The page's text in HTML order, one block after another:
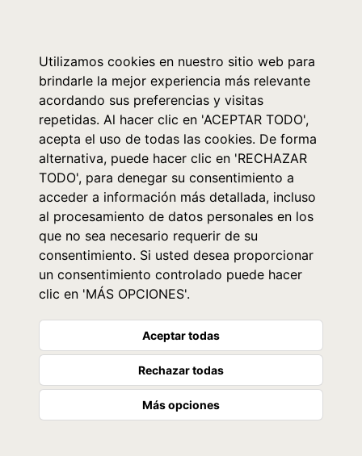
Utilizamos cookies en nuestro sitio web para
brindarle la mejor experiencia más relevante
acordando sus preferencias y visitas
repetidas. Al hacer clic en 'ACEPTAR TODO',
acepta el uso de todas las cookies. De forma
alternativa, puede hacer clic en 'RECHAZAR
TODO', para denegar su consentimiento a
acceder a información más detallada, incluso
al procesamiento de datos personales en los
que no sea necesario requerir de su
consentimiento. Si usted desea proporcionar
un consentimiento controlado puede hacer
clic en 'MÁS OPCIONES'.
Aceptar todas
Rechazar todas
Más opciones